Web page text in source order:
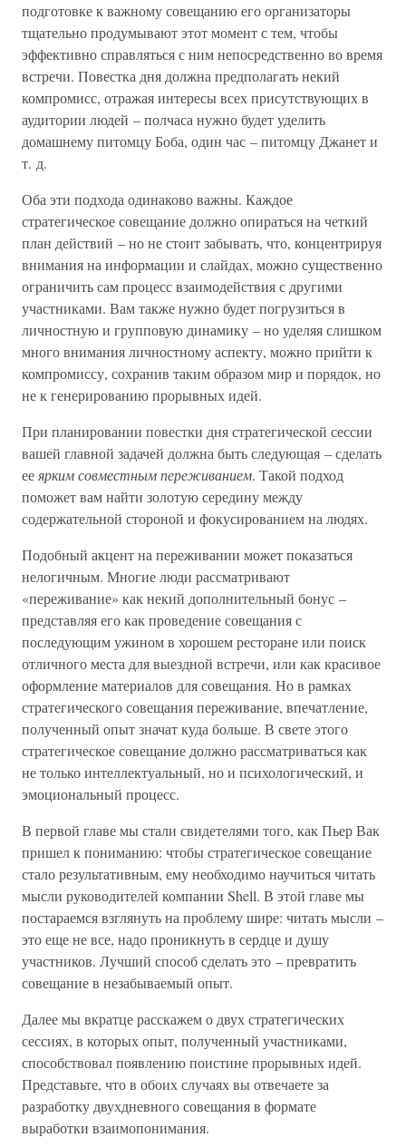
подготовке к важному совещанию его организаторы
тщательно продумывают этот момент с тем, чтобы
эффективно справляться с ним непосредственно во время
встречи. Повестка дня должна предполагать некий
компромисс, отражая интересы всех присутствующих в
аудитории людей – полчаса нужно будет уделить
домашнему питомцу Боба, один час – питомцу Джанет и
т. д.
Оба эти подхода одинаково важны. Каждое
стратегическое совещание должно опираться на четкий
план действий – но не стоит забывать, что, концентрируя
внимания на информации и слайдах, можно существенно
ограничить сам процесс взаимодействия с другими
участниками. Вам также нужно будет погрузиться в
личностную и групповую динамику – но уделяя слишком
много внимания личностному аспекту, можно прийти к
компромиссу, сохранив таким образом мир и порядок, но
не к генерированию прорывных идей.
При планировании повестки дня стратегической сессии
вашей главной задачей должна быть следующая – сделать
ееярким совместным переживанием. Такой подход
поможет вам найти золотую середину между
содержательной стороной и фокусированием на людях.
Подобный акцент на переживании может показаться
нелогичным. Многие люди рассматривают
«переживание» как некий дополнительный бонус –
представляя его как проведение совещания с
последующим ужином в хорошем ресторане или поиск
отличного места для выездной встречи, или как красивое
оформление материалов для совещания. Но в рамках
стратегического совещания переживание, впечатление,
полученный опыт значат куда больше. В свете этого
стратегическое совещание должно рассматриваться как
не только интеллектуальный, но и психологический, и
эмоциональный процесс.
В первой главе мы стали свидетелями того, как Пьер Вак
пришел к пониманию: чтобы стратегическое совещание
стало результативным, ему необходимо научиться читать
мысли руководителей компании Shell. В этой главе мы
постараемся взглянуть на проблему шире: читать мысли –
это еще не все, надо проникнуть в сердце и душу
участников. Лучший способ сделать это – превратить
совещание в незабываемый опыт.
Далее мы вкратце расскажем о двух стратегических
сессиях, в которых опыт, полученный участниками,
способствовал появлению поистине прорывных идей.
Представьте, что в обоих случаях вы отвечаете за
разработку двухдневного совещания в формате
выработки взаимопонимания.